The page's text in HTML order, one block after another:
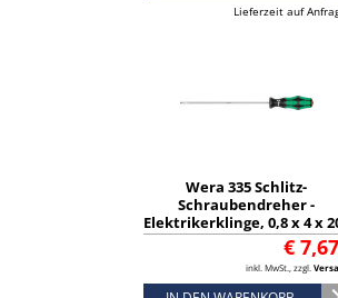
Lieferzeit auf
Wera 335 Schlitz-
Schraubendreher -
Elektrikerklinge, 0,8 x 4 x
mm - 05110006001
€
inkl. MwSt., zzgl.